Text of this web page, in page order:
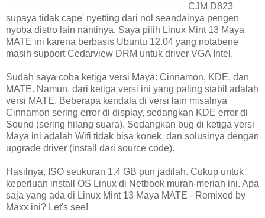
CJM D823
supaya tidak cape' nyetting dari nol seandainya pengen
nyoba distro lain nantinya. Saya pilih Linux Mint 13 Maya
MATE ini karena berbasis Ubuntu 12.04 yang notabene
masih support Cedarview DRM untuk driver VGA Intel.
Sudah saya coba ketiga versi Maya: Cinnamon, KDE, dan
MATE. Namun, dari ketiga versi ini yang paling stabil adalah
versi MATE. Beberapa kendala di versi lain misalnya
Cinnamon sering error di display, sedangkan KDE error di
Sound (sering hilang suara). Sedangkan bug di ketiga versi
Maya ini adalah Wifi tidak bisa konek, dan solusinya dengan
upgrade driver (install dari source code).
Hasilnya, ISO seukuran 1.4 GB pun jadilah. Cukup untuk
keperluan install OS Linux di Netbook murah-meriah ini. Apa
saja yang ada di Linux Mint 13 Maya MATE - Remixed by
Maxx ini? Let's see!